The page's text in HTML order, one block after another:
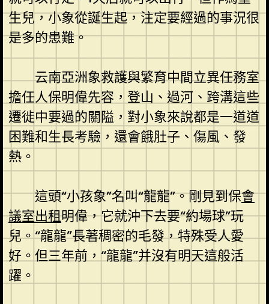
生兒，小象從誕生起，注定要經過的事況很
是多的患難。
云南亞洲象救護與繁育中間立異任務室
擔任人保明偉先容，登山、過河、跨溝這些
遷徙中要過的關隘，對小象來說都是一道道
困難和生長考驗，還會餓肚子、傷風、發
熱。
這頭“小孩象”名叫“龍龍”。剛見到保會
議室出租明偉，它就沖下去要“約場球”玩
兒。“龍龍”長著稠密的毛發，特殊受人愛
好。但三年前，“龍龍”并沒有明天這般活
躍。